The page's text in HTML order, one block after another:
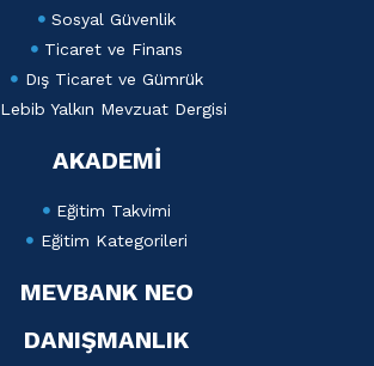
Sosyal Güvenlik
Ticaret ve Finans
Dış Ticaret ve Gümrük
Lebib Yalkın Mevzuat Dergisi
AKADEMİ
Eğitim Takvimi
Eğitim Kategorileri
MEVBANK NEO
DANIŞMANLIK